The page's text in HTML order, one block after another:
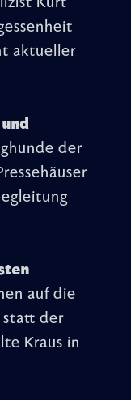
Kurt
aktueller
der
auf die
statt der
Kraus in